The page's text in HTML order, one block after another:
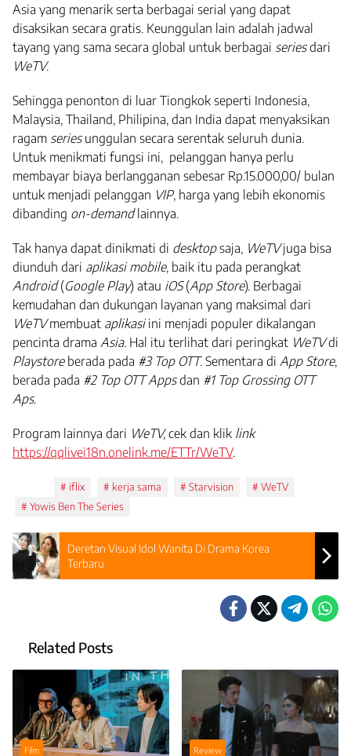
Asia yang menarik serta berbagai serial yang dapat
disaksikan secara gratis. Keunggulan lain adalah jadwal
tayang yang sama secara global untuk berbagai seriesdari
WeTV.
Sehingga penonton di luar Tiongkok seperti Indonesia,
Malaysia, Thailand, Philipina, dan India dapat menyaksikan
ragam seriesunggulan secara serentak seluruh dunia.
Untuk menikmati fungsi ini, pelanggan hanya perlu
membayar biaya berlangganan sebesar Rp.15.000,00/ bulan
untuk menjadi pelanggan VIP, harga yang lebih ekonomis
dibanding on-demandlainnya.
Tak hanya dapat dinikmati di desktopsaja, WeTVjuga bisa
diunduh dari aplikasi mobile, baik itu pada perangkat
Android(Google Play) atau iOS(App Store). Berbagai
kemudahan dan dukungan layanan yang maksimal dari
WeTVmembuat aplikasiini menjadi populer dikalangan
pencinta drama Asia. Hal itu terlihat dari peringkat WeTVdi
Playstoreberada pada #3 Top OTT. Sementara di App Store,
berada pada #2 Top OTT Appsdan #1 Top Grossing OTT
Aps.
Program lainnya dari WeTV,cek dan klik link
https://qqlivei18n.onelink.me/ETTr/WeTV.
iflix kerja sama Starvision
WeTV
Yowis Ben The Series
Deretan Visual Idol Wanita Di Drama Korea
Terbaru
Related Posts
Film Review